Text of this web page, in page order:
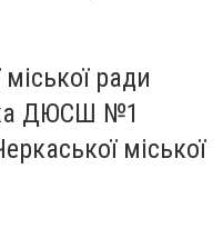
ради
ДЮСШ №1
міської